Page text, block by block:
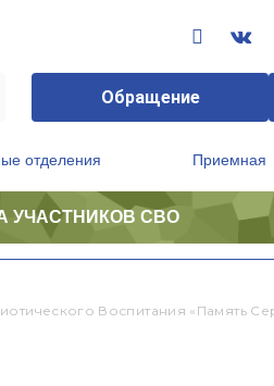
Обращение
отделения Приемная
УЧАСТНИКОВ СВО
Воспитания «Память